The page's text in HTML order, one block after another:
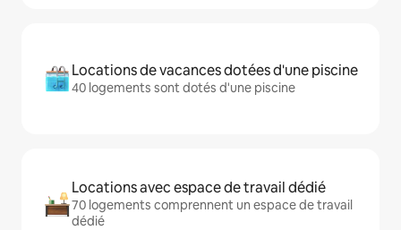
Locations de vacances dotées d'une piscine
40 logements sont dotés d'une piscine
Locations avec espace de travail dédié
70 logements comprennent un espace de travail
dédié